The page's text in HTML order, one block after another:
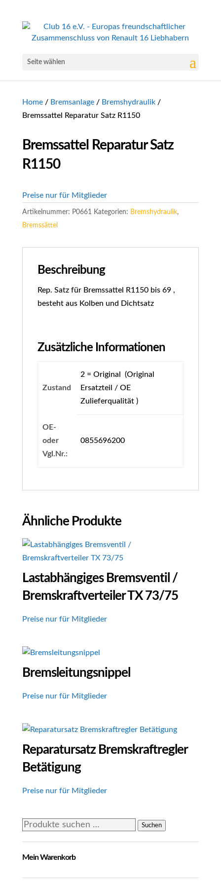
Seite wählen
Home/ Bremsanlage/ Bremshydraulik/
Bremssattel Reparatur Satz R1150
Bremssattel Reparatur Satz
R1150
Preise nur für Mitglieder
Artikelnummer: P0661 Kategorien: Bremshydraulik,
Bremssättel
Beschreibung
Rep. Satz für Bremssattel R1150 bis 69 ,
besteht aus Kolben und Dichtsatz
Zusätzliche Informationen
Zustand
2 = Original (Original
Ersatzteil / OE
Zulieferqualität )
OE-
oder
Vgl.Nr.:
0855696200
Ähnliche Produkte
Lastabhängiges Bremsventil /
Bremskraftverteiler TX 73/75
Preise nur für Mitglieder
Bremsleitungsnippel
Preise nur für Mitglieder
Reparatursatz Bremskraftregler
Betätigung
Preise nur für Mitglieder
Suchen
Suchen
Mein Warenkorb